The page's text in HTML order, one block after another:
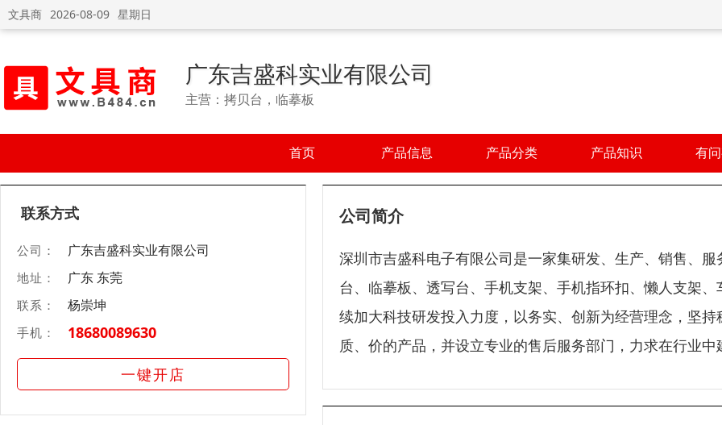
文具商 2026-08-09 星期日
广东吉盛科实业有限公司
主营：拷贝台，临摹板
首页 产品信息 产品分类 产品知识 有
联系方式
公司： 广东吉盛科实业有限公司
地址： 广东 东莞
联系： 杨崇坤
手机： 18680089630
一键开店
公司简介
深圳市吉盛科电子有限公司是一家集研发、生产、销售、
台、临摹板、透写台、手机支架、手机指环扣、懒人支架
续加大科技研发投入力度，以务实、创新为经营理念，坚
质、价的产品，并设立专业的售后服务部门，力求在行业